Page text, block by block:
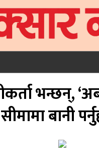
भन्छन्,
सीमामा बानी